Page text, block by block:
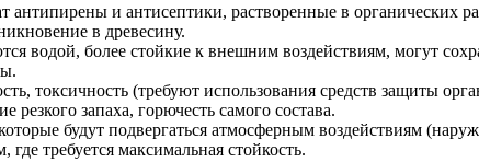
и антисептики, растворенные в органических
в древесину.
водой, более стойкие к внешним воздействиям, могут
токсичность (требуют использования средств защиты
запаха, горючесть самого состава.
будут подвергаться атмосферным воздействиям
где требуется максимальная стойкость.